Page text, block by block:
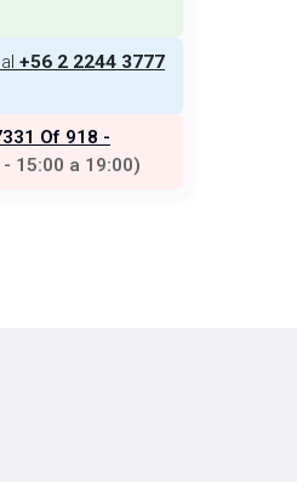
+56 2 2244 3777
Of 918 -
15:00 a 19:00)